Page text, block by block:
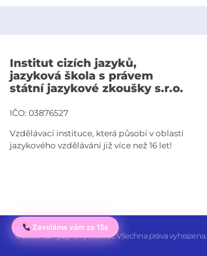
Zavoláme vám za 15s
Institut cizích jazyků,
jazyková škola s právem
státní jazykové zkoušky s.r.o.
IČO: 03876527
Vzdělávací instituce, která působí v oblasti
jazykového vzdělávání již více než 16 let!
© 2026 ICJ - jazykový institut. Všechna práva vyhrazena.